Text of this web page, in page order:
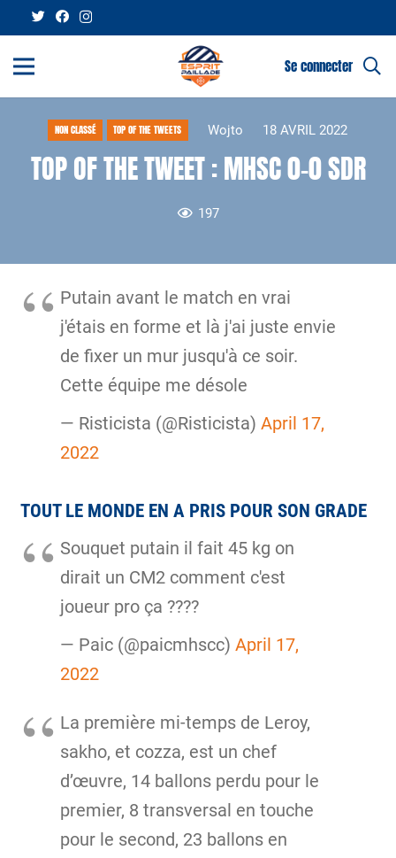
Se connecter
NON CLASSÉ TOP OF THE TWEETS Wojto 18 AVRIL 2022
TOP OF THE TWEET : MHSC 0-0 SDR
197
Putain avant le match en vrai
j'étais en forme et là j'ai juste envie
de fixer un mur jusqu'à ce soir.
Cette équipe me désole
— Risticista (@Risticista) April 17,
2022
TOUT LE MONDE EN A PRIS POUR SON GRADE
Souquet putain il fait 45 kg on
dirait un CM2 comment c'est
joueur pro ça ????
— Paic (@paicmhscc) April 17,
2022
La première mi-temps de Leroy,
sakho, et cozza, est un chef
d’œuvre, 14 ballons perdu pour le
premier, 8 transversal en touche
pour le second, 23 ballons en